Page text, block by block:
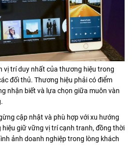
vị trí duy nhất của thương hiệu trong
đối thủ. Thương hiệu phải có điểm
nhận biết và lựa chọn giữa muôn vàn
cập nhật và phù hợp với xu hướng
giữ vững vị trí cạnh tranh, đồng thời
ảnh doanh nghiệp trong lòng khách